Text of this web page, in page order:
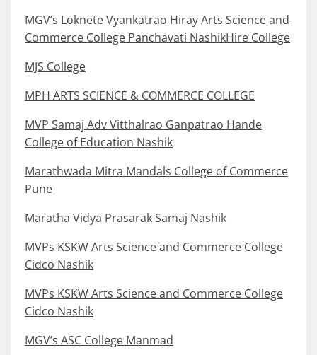
MGV’s Loknete Vyankatrao Hiray Arts Science and
Commerce College Panchavati NashikHire College
MJS College
MPH ARTS SCIENCE & COMMERCE COLLEGE
MVP Samaj Adv Vitthalrao Ganpatrao Hande
College of Education Nashik
Marathwada Mitra Mandals College of Commerce
Pune
Maratha Vidya Prasarak Samaj Nashik
MVPs KSKW Arts Science and Commerce College
Cidco Nashik
MVPs KSKW Arts Science and Commerce College
Cidco Nashik
MGV’s ASC College Manmad